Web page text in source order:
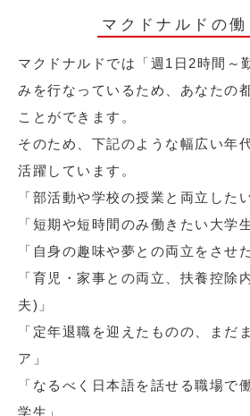
マクドナルドの働
マクドナルドでは「週1日2時間～
みを行なっているため、あなたの
ことができます。
そのため、下記のような幅広い年
活躍しています。
「部活動や学校の授業と両立した
「短期や短時間のみ働きたい大学生
「自身の趣味や夢との両立をさせ
「育児・家事との両立、扶養控除
夫)」
「定年退職を迎えたものの、まだ
ア」
「なるべく日本語を話せる職場で
学生」